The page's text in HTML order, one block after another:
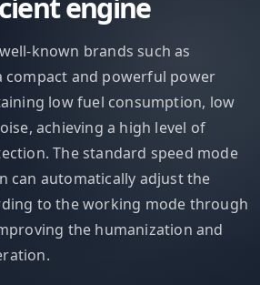
engine
known brands such as
compact and powerful power
low fuel consumption, low
achieving a high level of
The standard speed mode
can automatically adjust the
to the working mode through
the humanization and